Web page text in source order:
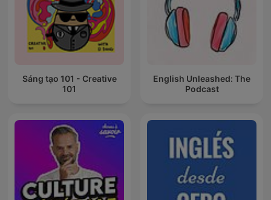
Sáng tạo 101 - Creative
101
English Unleashed: The
Podcast